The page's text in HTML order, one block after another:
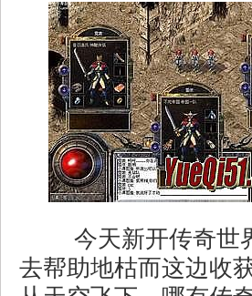
今天新开传奇世
去帮助地枯而这边收